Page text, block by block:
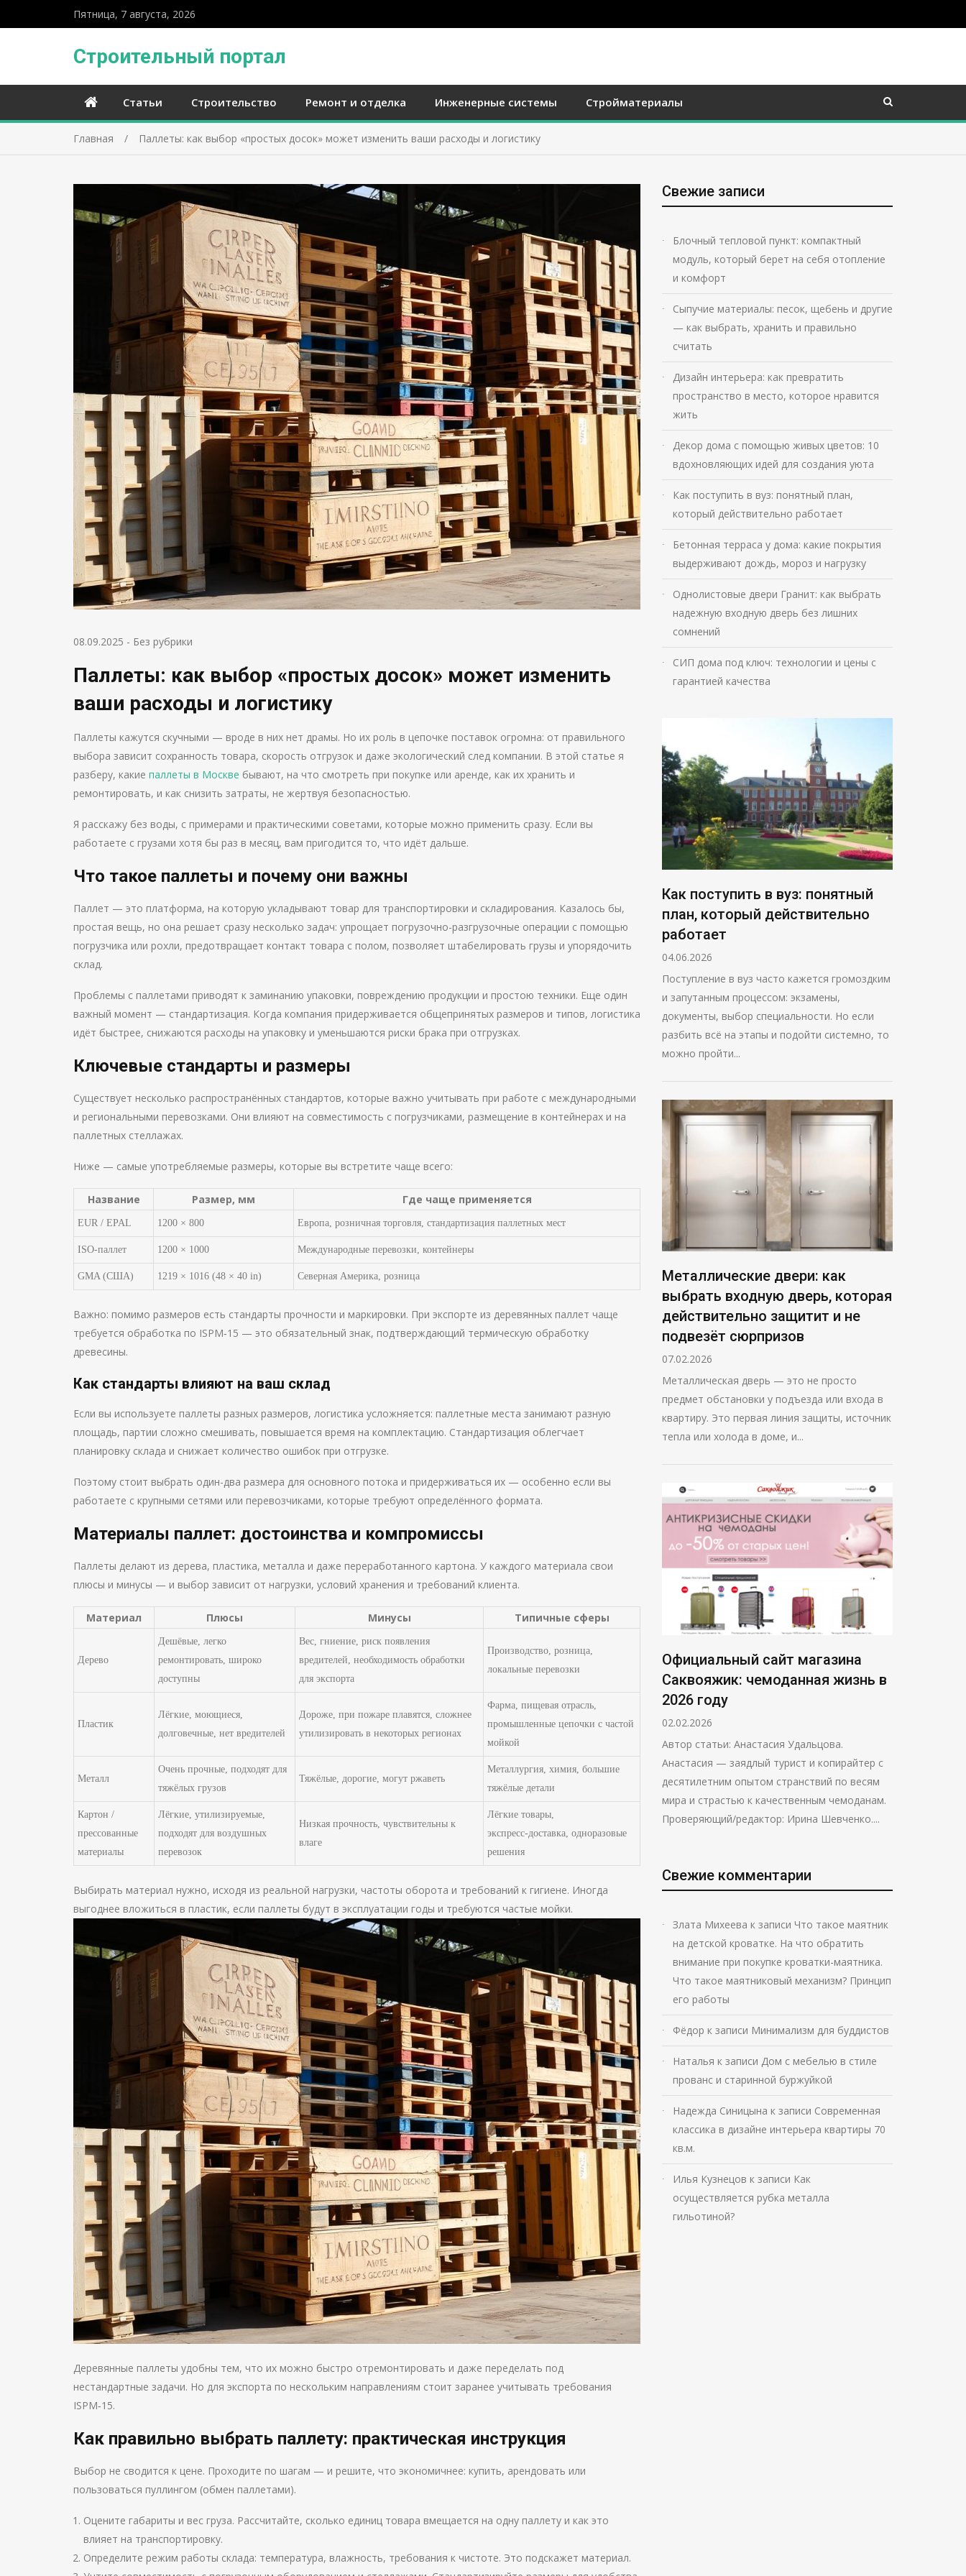
Пятница, 7 августа, 2026
Строительный портал
Статьи Строительство Ремонт и отделка Инженерные системы Стройматериалы
Главная Паллеты: как выбор «простых досок» может изменить ваши расходы и логистику
08.09.2025 - Без рубрики
Паллеты: как выбор «простых досок» может изменить
ваши расходы и логистику
Паллеты кажутся скучными — вроде в них нет драмы. Но их роль в цепочке поставок огромна: от правильного
выбора зависит сохранность товара, скорость отгрузок и даже экологический след компании. В этой статье я
разберу, какие паллеты в Москве бывают, на что смотреть при покупке или аренде, как их хранить и
ремонтировать, и как снизить затраты, не жертвуя безопасностью.
Я расскажу без воды, с примерами и практическими советами, которые можно применить сразу. Если вы
работаете с грузами хотя бы раз в месяц, вам пригодится то, что идёт дальше.
Что такое паллеты и почему они важны
Паллет — это платформа, на которую укладывают товар для транспортировки и складирования. Казалось бы,
простая вещь, но она решает сразу несколько задач: упрощает погрузочно-разгрузочные операции с помощью
погрузчика или рохли, предотвращает контакт товара с полом, позволяет штабелировать грузы и упорядочить
склад.
Проблемы с паллетами приводят к заминанию упаковки, повреждению продукции и простою техники. Еще один
важный момент — стандартизация. Когда компания придерживается общепринятых размеров и типов, логистика
идёт быстрее, снижаются расходы на упаковку и уменьшаются риски брака при отгрузках.
Ключевые стандарты и размеры
Существует несколько распространённых стандартов, которые важно учитывать при работе с международными
и региональными перевозками. Они влияют на совместимость с погрузчиками, размещение в контейнерах и на
паллетных стеллажах.
Ниже — самые употребляемые размеры, которые вы встретите чаще всего:
Название Размер, мм Где чаще применяется
EUR / EPAL 1200 × 800 Европа, розничная торговля, стандартизация паллетных мест
ISO-паллет 1200 × 1000 Международные перевозки, контейнеры
GMA (США) 1219 × 1016 (48 × 40 in) Северная Америка, розница
Важно: помимо размеров есть стандарты прочности и маркировки. При экспорте из деревянных паллет чаще
требуется обработка по ISPM‑15 — это обязательный знак, подтверждающий термическую обработку
древесины.
Как стандарты влияют на ваш склад
Если вы используете паллеты разных размеров, логистика усложняется: паллетные места занимают разную
площадь, партии сложно смешивать, повышается время на комплектацию. Стандартизация облегчает
планировку склада и снижает количество ошибок при отгрузке.
Поэтому стоит выбрать один-два размера для основного потока и придерживаться их — особенно если вы
работаете с крупными сетями или перевозчиками, которые требуют определённого формата.
Материалы паллет: достоинства и компромиссы
Паллеты делают из дерева, пластика, металла и даже переработанного картона. У каждого материала свои
плюсы и минусы — и выбор зависит от нагрузки, условий хранения и требований клиента.
Материал Плюсы Минусы Типичные сферы
Дерево
Дешёвые, легко
ремонтировать, широко
доступны
Вес, гниение, риск появления
вредителей, необходимость обработки
для экспорта
Производство, розница,
локальные перевозки
Пластик
Лёгкие, моющиеся,
долговечные, нет вредителей
Дороже, при пожаре плавятся, сложнее
утилизировать в некоторых регионах
Фарма, пищевая отрасль,
промышленные цепочки с частой
мойкой
Металл
Очень прочные, подходят для
тяжёлых грузов
Тяжёлые, дорогие, могут ржаветь
Металлургия, химия, большие
тяжёлые детали
Картон /
прессованные
материалы
Лёгкие, утилизируемые,
подходят для воздушных
перевозок
Низкая прочность, чувствительны к
влаге
Лёгкие товары,
экспресс‑доставка, одноразовые
решения
Выбирать материал нужно, исходя из реальной нагрузки, частоты оборота и требований к гигиене. Иногда
выгоднее вложиться в пластик, если паллеты будут в эксплуатации годы и требуются частые мойки.
Деревянные паллеты удобны тем, что их можно быстро отремонтировать и даже переделать под
нестандартные задачи. Но для экспорта по нескольким направлениям стоит заранее учитывать требования
ISPM‑15.
Как правильно выбрать паллету: практическая инструкция
Выбор не сводится к цене. Проходите по шагам — и решите, что экономичнее: купить, арендовать или
пользоваться пуллингом (обмен паллетами).
Оцените габариты и вес груза. Рассчитайте, сколько единиц товара вмещается на одну паллету и как это
влияет на транспортировку.
Определите режим работы склада: температура, влажность, требования к чистоте. Это подскажет материал.
Свежие записи
Блочный тепловой пункт: компактный
модуль, который берет на себя отопление
и комфорт
Сыпучие материалы: песок, щебень и другие
— как выбрать, хранить и правильно
считать
Дизайн интерьера: как превратить
пространство в место, которое нравится
жить
Декор дома с помощью живых цветов: 10
вдохновляющих идей для создания уюта
Как поступить в вуз: понятный план,
который действительно работает
Бетонная терраса у дома: какие покрытия
выдерживают дождь, мороз и нагрузку
Однолистовые двери Гранит: как выбрать
надежную входную дверь без лишних
сомнений
СИП дома под ключ: технологии и цены с
гарантией качества
Как поступить в вуз: понятный
план, который действительно
работает
04.06.2026
Поступление в вуз часто кажется громоздким
и запутанным процессом: экзамены,
документы, выбор специальности. Но если
разбить всё на этапы и подойти системно, то
можно пройти...
Металлические двери: как
выбрать входную дверь, которая
действительно защитит и не
подвезёт сюрпризов
07.02.2026
Металлическая дверь — это не просто
предмет обстановки у подъезда или входа в
квартиру. Это первая линия защиты, источник
тепла или холода в доме, и...
Официальный сайт магазина
Саквояжик: чемоданная жизнь в
2026 году
02.02.2026
Автор статьи: Анастасия Удальцова.
Анастасия — заядлый турист и копирайтер с
десятилетним опытом странствий по весям
мира и страстью к качественным чемоданам.
Проверяющий/редактор: Ирина Шевченко....
Свежие комментарии
Злата Михеева к записи Что такое маятник
на детской кроватке. На что обратить
внимание при покупке кроватки-маятника.
Что такое маятниковый механизм? Принцип
его работы
Фёдор к записи Минимализм для буддистов
Наталья к записи Дом с мебелью в стиле
прованс и старинной буржуйкой
Надежда Синицына к записи Современная
классика в дизайне интерьера квартиры 70
кв.м.
Илья Кузнецов к записи Как
осуществляется рубка металла
гильотиной?